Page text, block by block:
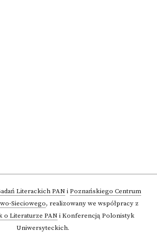
Literackich PAN iPoznańskiego Centrum
Sieciowego, realizowany we współpracy z
o Literaturze PAN i Konferencją Polonistyk
Uniwersyteckich.